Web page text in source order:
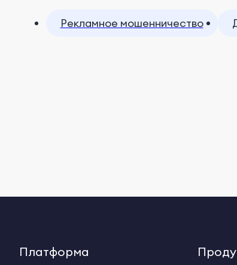
Рекламное мошенничество
Платформа